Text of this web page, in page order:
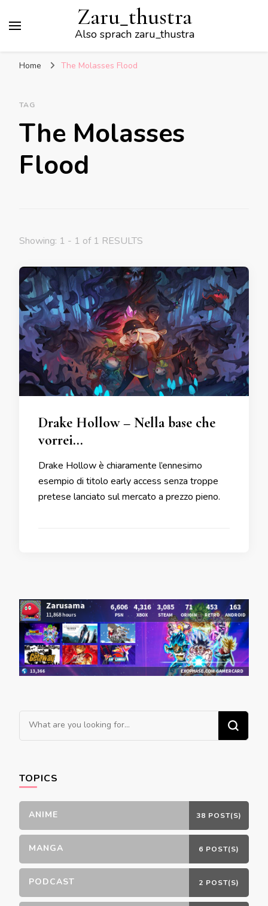
Zaru_thustra
Also sprach zaru_thustra
Home The Molasses Flood
TAG
The Molasses
Flood
Showing: 1 - 1 of 1 RESULTS
Drake Hollow – Nella base che
vorrei…
Drake Hollow è chiaramente l’ennesimo
esempio di titolo early access senza troppe
pretese lanciato sul mercato a prezzo pieno.
Looking
for
TOPICS
ANIME 38 POST(S)
MANGA 6 POST(S)
PODCAST 2 POST(S)